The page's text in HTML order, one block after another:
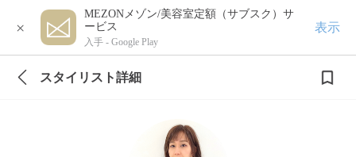
×
MEZONメゾン/美容室定額（サブスク）サ
ービス
入手 - Google Play
表示
スタイリスト詳細